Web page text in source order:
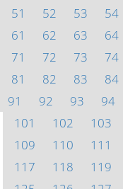
51
52 53 54
61
62 63 64
71
72 73 74
81
82 83 84
91
92 93 94
101
102 103
109
110 111
117
118 119